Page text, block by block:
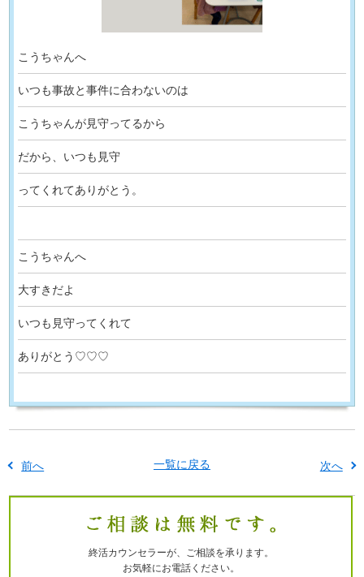
こうちゃんへ
いつも事故と事件に合わないのは
こうちゃんが見守ってるから
だから、いつも見守
ってくれてありがとう。
こうちゃんへ
大すきだよ
いつも見守ってくれて
ありがとう♡♡♡
前へ 一覧に戻る 次へ
終活カウンセラーが、ご相談を承ります。
お気軽にお電話ください。